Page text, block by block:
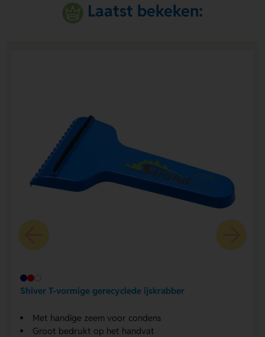
Laatst bekeken:
Shiver T-vormige gerecyclede ijskrabber
Met handige zeem voor condens
Groot bedrukt op het handvat